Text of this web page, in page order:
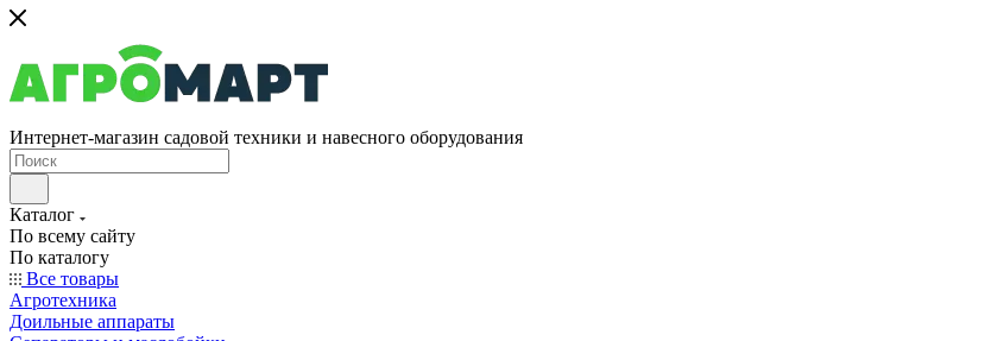
Интернет-магазин садовой техники и навесного оборудования
Каталог
По всему сайту
По каталогу
Все товары
Агротехника
Доильные аппараты